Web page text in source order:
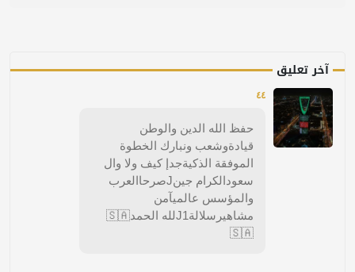
آخر تعليق
٤٤
حفظ الله الدين والوطن
قيادةوشعب ونبارك الخطوة
الموفقة الذكيةجدإ كيف ولا وال
سعودالكرام جينJصرحاالعرب
والمؤسس عالميآمن
مشاهيرسلالةJ1لله الحمد🇸🇦
🇸🇦